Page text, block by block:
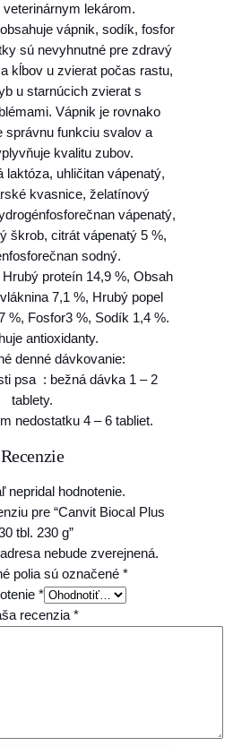
veterinárnym lekárom.
vápnik, sodík, fosfor
sú nevyhnutné pre zdravý
kĺbov u zvierat počas rastu,
u starnúcich zvierat s
Vápnik je rovnako
správnu funkciu svalov a
kvalitu zubov.
laktóza, uhličitan vápenatý,
kvasnice, želatínový
vápenatý,
škrob, citrát vápenatý 5 %,
sodný.
proteín 14,9 %, Obsah
7,1 %, Hrubý popel
%, Fosfor3 %, Sodík 1,4 %.
antioxidanty.
denné dávkovanie:
psa : bežná dávka 1 – 2
tablety.
nedostatku 4 – 6 tabliet.
Recenzie
nepridal hodnotenie.
pre “Canvit Biocal Plus
tbl. 230 g”
nebude zverejnená.
polia sú označené *
*
recenzia *